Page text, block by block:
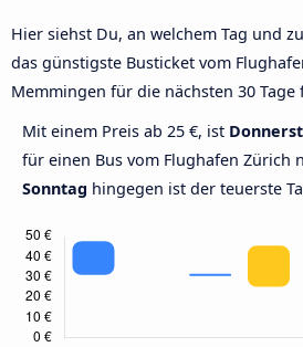
Hier siehst Du, an welchem Tag und
das günstigste Busticket vom
Memmingen für die nächsten 30 Tage
Mit einem Preis ab 25 €, ist
für einen Bus vom Flughafen Zürich
Sonntag hingegen ist der teuerste